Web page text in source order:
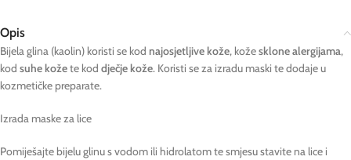
Opis
Bijela glina (kaolin) koristi se kod najosjetljive kože, kožesklone alergijama,
kod suhe kožete kod dječje kože. Koristi se za izradu maski te dodaje u
kozmetičke preparate.
Izrada maske za lice
Pomiješajte bijelu glinu s vodom ili hidrolatom te smjesu stavite na lice i